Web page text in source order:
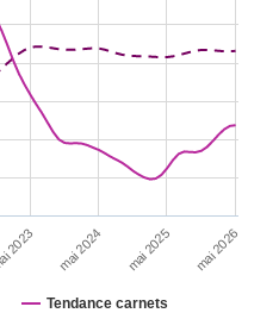
YAxis. Range: -15 to
Tendance carnets
2023 mai 2024 mai 2025 mai 2026